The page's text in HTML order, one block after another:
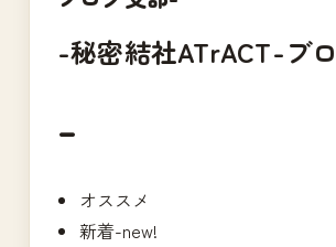
-秘密結社ATrACT-ブ
–
オススメ
新着-new!